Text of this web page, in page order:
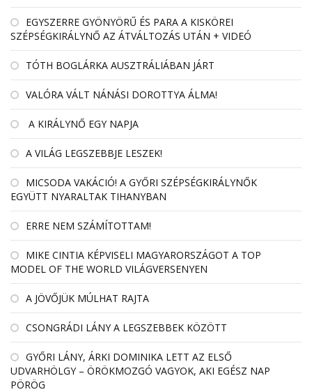
EGYSZERRE GYÖNYÖRŰ ÉS PARA A KISKÖREI
SZÉPSÉGKIRÁLYNŐ AZ ÁTVÁLTOZÁS UTÁN + VIDEÓ
TÓTH BOGLÁRKA AUSZTRÁLIÁBAN JÁRT
VALÓRA VÁLT NÁNÁSI DOROTTYA ÁLMA!
A KIRÁLYNŐ EGY NAPJA
A VILÁG LEGSZEBBJE LESZEK!
MICSODA VAKÁCIÓ! A GYŐRI SZÉPSÉGKIRÁLYNŐK
EGYÜTT NYARALTAK TIHANYBAN
ERRE NEM SZÁMÍTOTTAM!
MIKE CINTIA KÉPVISELI MAGYARORSZÁGOT A TOP
MODEL OF THE WORLD VILÁGVERSENYEN
A JÖVŐJÜK MÚLHAT RAJTA
CSONGRÁDI LÁNY A LEGSZEBBEK KÖZÖTT
GYŐRI LÁNY, ÁRKI DOMINIKA LETT AZ ELSŐ
UDVARHÖLGY – ÖRÖKMOZGÓ VAGYOK, AKI EGÉSZ NAP
PÖRÖG